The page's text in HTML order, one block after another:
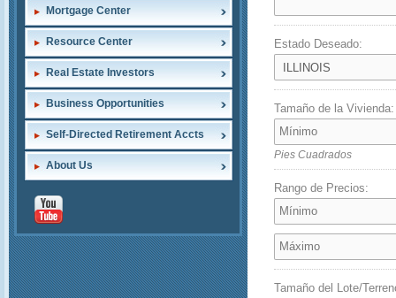
Mortgage Center
Resource Center
Real Estate Investors
Business Opportunities
Self-Directed Retirement Accts
About Us
Estado Deseado:
Tamaño de la Vivienda:
Pies Cuadrados
Rango de Precios:
Tamaño del Lote/